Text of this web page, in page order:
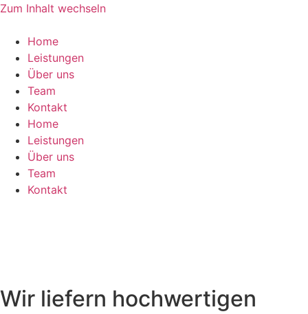
Zum Inhalt wechseln
Home
Leistungen
Über uns
Team
Kontakt
Home
Leistungen
Über uns
Team
Kontakt
Wir liefern hochwertigen